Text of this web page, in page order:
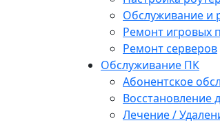
Обслуживание и
Ремонт игровых
Ремонт серверов
Обслуживание ПК
Абонентское
Восстановление
Лечение /